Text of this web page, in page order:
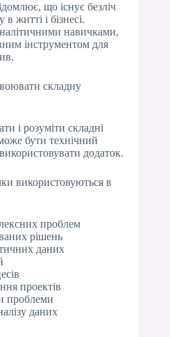
що існує безліч
житті і бізнесі.
навичками,
інструментом для
складну
і розуміти складні
бути технічний
додаток.
використовуються в
проблем
рішень
даних
проектів
проблеми
даних